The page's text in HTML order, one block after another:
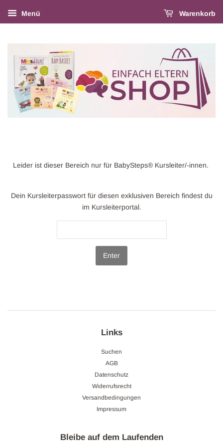
Menü Warenkorb
Leider ist dieser Bereich nur für BabySteps® Kursleiter/-innen.
Dein Kursleiterpasswort für diesen exklusiven Bereich findest du
im Kursleiterportal.
Enter
Links
Suchen
AGB
Datenschutz
Widerrufsrecht
Versandbedingungen
Impressum
Bleibe auf dem Laufenden